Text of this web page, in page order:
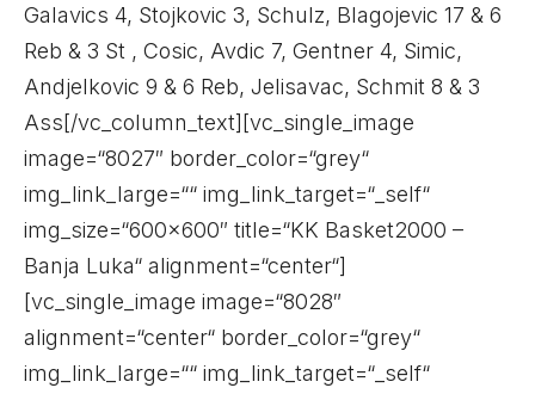
Galavics 4, Stojkovic 3, Schulz, Blagojevic 17 & 6
Reb & 3 St , Cosic, Avdic 7, Gentner 4, Simic,
Andjelkovic 9 & 6 Reb, Jelisavac, Schmit 8 & 3
Ass[/vc_column_text][vc_single_image
image=“8027″ border_color=“grey“
img_link_large=““ img_link_target=“_self“
img_size=“600×600″ title=“KK Basket2000 –
Banja Luka“ alignment=“center“]
[vc_single_image image=“8028″
alignment=“center“ border_color=“grey“
img_link_large=““ img_link_target=“_self“